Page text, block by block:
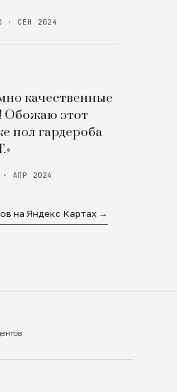
· СЕН 2024
качественные
Обожаю этот
пол гардероба
· АПР 2024
на Яндекс Картах →